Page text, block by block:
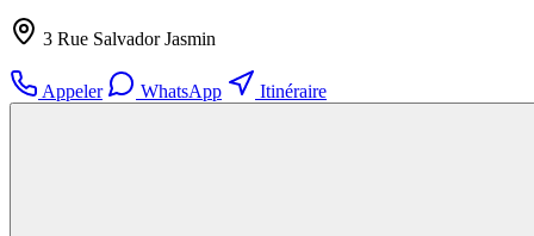
3 Rue Salvador Jasmin
Appeler WhatsApp Itinéraire